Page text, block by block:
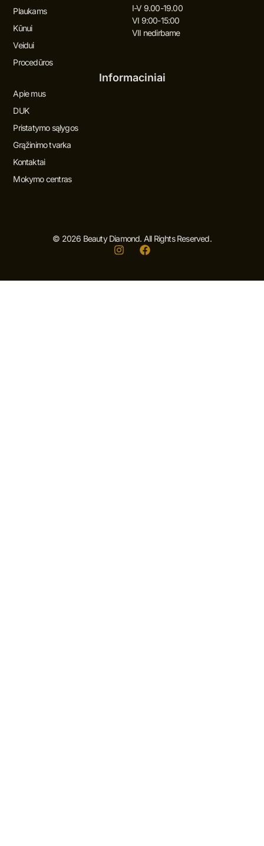
Plaukams
Kūnui
Veidui
Procedūros
I-V 9.00-19.00
VI 9:00-15:00
VII nedirbame
Informaciniai
Apie mus
DUK
Pristatymo sąlygos
Grąžinimo tvarka
Kontaktai
Mokymo centras
© 2026 Beauty Diamond. All Rights Reserved.
I
t
F
e